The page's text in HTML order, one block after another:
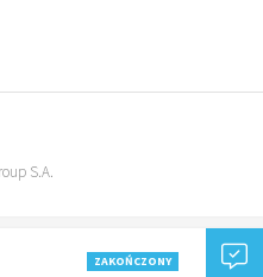
S.A.
ZAKOŃCZONY